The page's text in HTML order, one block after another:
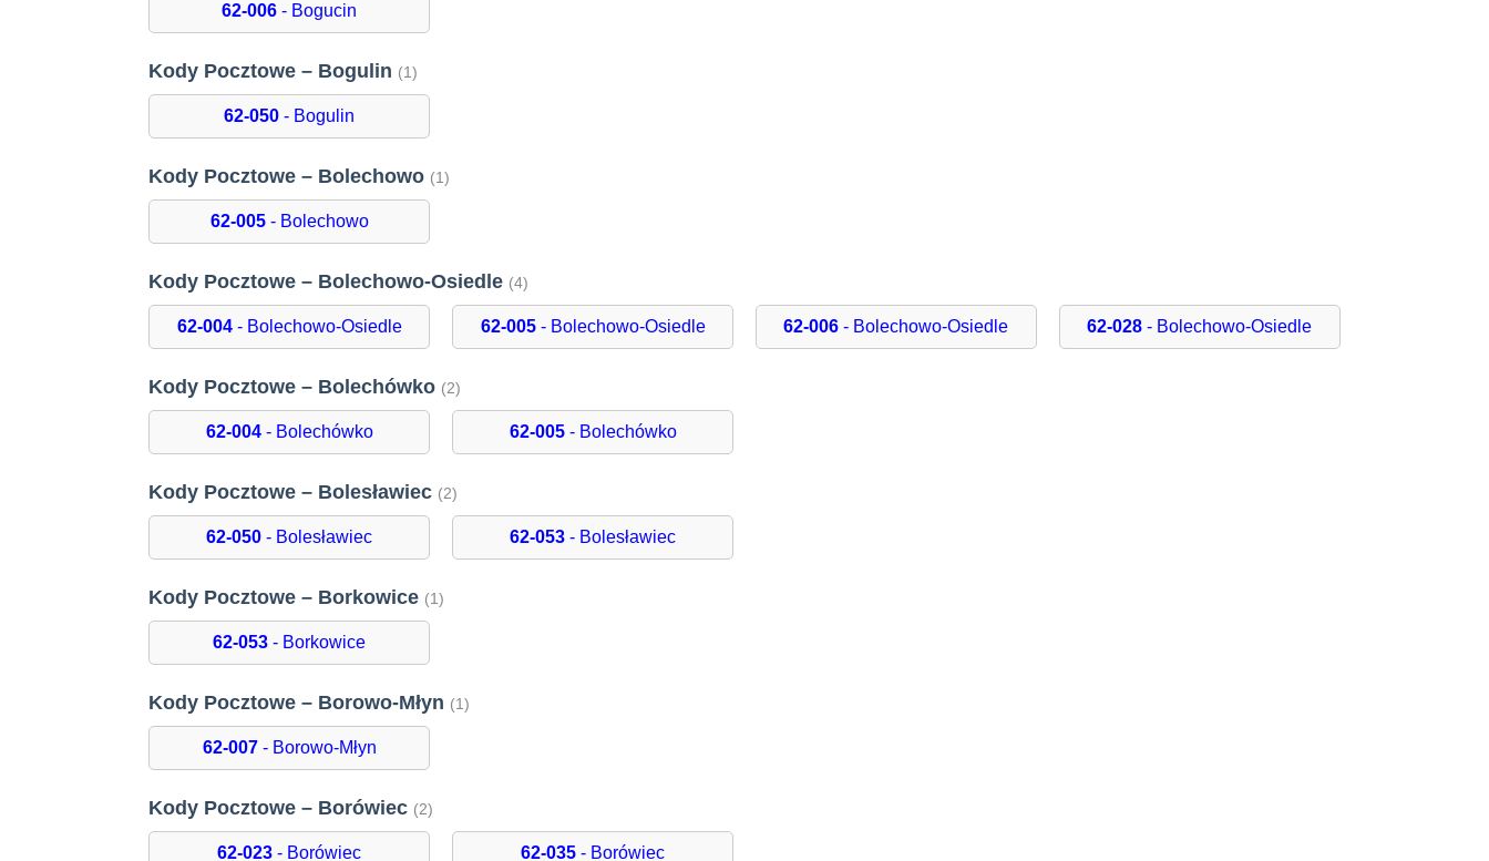
62-006 - Bogucin
Kody Pocztowe – Bogulin (1)
62-050 - Bogulin
Kody Pocztowe – Bolechowo (1)
62-005- Bolechowo
Kody Pocztowe – Bolechowo-Osiedle (4)
62-004- Bolechowo-Osiedle 62-005- Bolechowo-Osiedle 62-006 - Bolechowo-Osiedle 62-028 - Bolechowo-Osiedle
Kody Pocztowe – Bolechówko (2)
62-004- Bolechówko 62-005- Bolechówko
Kody Pocztowe – Bolesławiec (2)
62-050 - Bolesławiec 62-053 - Bolesławiec
Kody Pocztowe – Borkowice (1)
62-053 - Borkowice
Kody Pocztowe – Borowo-Młyn (1)
62-007- Borowo-Młyn
Kody Pocztowe – Borówiec (2)
62-023 - Borówiec 62-035 - Borówiec